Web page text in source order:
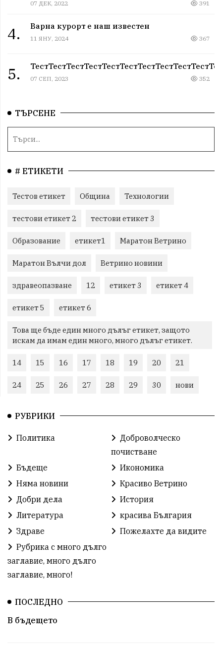
07 ДЕК, 2022 391
4. Варна курорт е наш известен
11 ЯНУ, 2024 367
5. 07 СЕП, 2023 352
ТЪРСЕНЕ
# ЕТИКЕТИ
Тестов етикет Община Технологии
тестови етикет 2 тестови етикет 3
Образование етикет1 Маратон Ветрино
Маратон Вълчи дол Ветрино новини
здравеопазване 12 етикет 3 етикет 4
етикет 5 етикет 6
Това ще бъде един много дълъг етикет, защото
искам да имам един много, много дълъг етикет.
14 15 16 17 18 19 20 21
24 25 26 27 28 29 30 нови
РУБРИКИ
Политика
Доброволческо
почистване
Бъдеще
Икономика
Няма новини
Красиво Ветрино
Добри дела
История
Литература
красива България
Здраве
Пожелахте да видите
Рубрика с много дълго
заглавие, много дълго
заглавие, много!
ПОСЛЕДНО
В бъдещето